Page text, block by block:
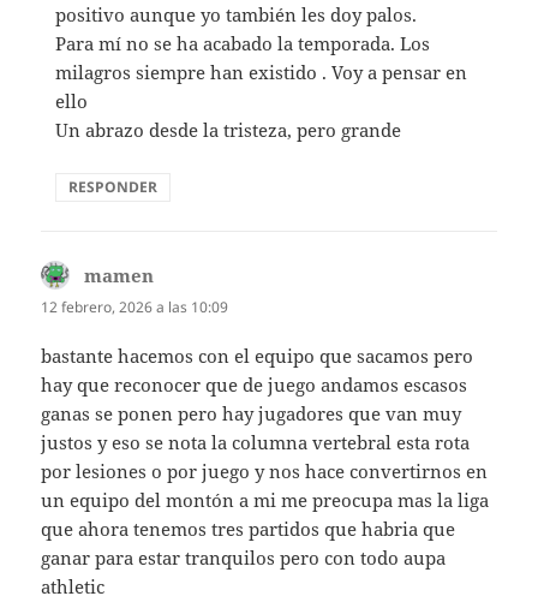
positivo aunque yo también les doy palos.
Para mí no se ha acabado la temporada. Los
milagros siempre han existido . Voy a pensar en
ello
Un abrazo desde la tristeza, pero grande
RESPONDER
mamen
12 febrero, 2026 a las 10:09
bastante hacemos con el equipo que sacamos pero
hay que reconocer que de juego andamos escasos
ganas se ponen pero hay jugadores que van muy
justos y eso se nota la columna vertebral esta rota
por lesiones o por juego y nos hace convertirnos en
un equipo del montón a mi me preocupa mas la liga
que ahora tenemos tres partidos que habria que
ganar para estar tranquilos pero con todo aupa
athletic